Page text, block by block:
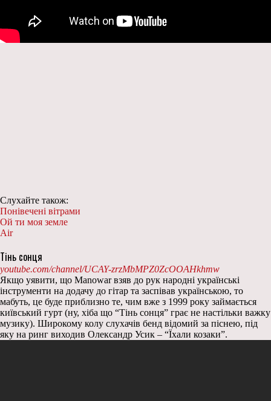
Слухайте також:
Понівечені вітрами
Ой ти моя земле
Air
Тінь сонця
youtube.com/channel/UCAY-zrzMbMPZ0ZcOOAHkhmw
Якщо уявити, що Manowar взяв до рук народні українські
інструменти на додачу до гітар та заспівав українською, то
мабуть, це буде приблизно те, чим вже з 1999 року займається
київський гурт (ну, хіба що “Тінь сонця” грає не настільки важку
музику). Широкому колу слухачів бенд відомий за піснею, під
яку на ринг виходив Олександр Усик – “Їхали козаки”.